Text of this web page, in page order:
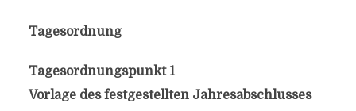
Tagesordnung
Tagesordnungspunkt 1
Vorlage des festgestellten Jahresabschlusses